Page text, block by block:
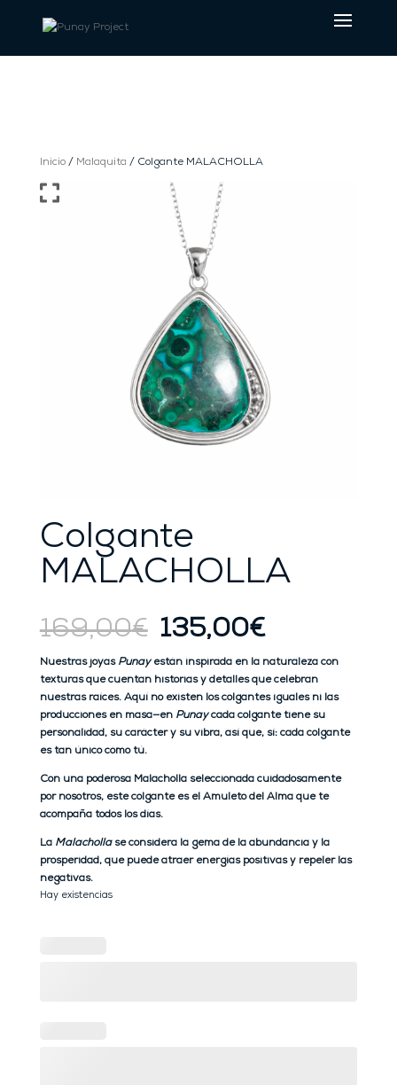
Inicio/ Malaquita / Colgante MALACHOLLA
Colgante
MALACHOLLA
169,00€ El
precio
original
era:
169,00€.
135,00€El
actual
es:
135,00€.
Nuestras joyas Punayestán inspirada en la naturaleza con
texturas que cuentan historias y detalles que celebran
nuestras raíces. Aquí no existen los colgantes iguales ni las
producciones en masa—en Punaycada colgante tiene su
personalidad, su carácter y su vibra, así que, sí: cada colgante
es tan único como tú.
Con una poderosa Malacholla seleccionada cuidadosamente
por nosotros, este colgante es el Amuleto del Alma que te
acompaña todos los días.
La Malachollase considera la gema de la abundancia y la
prosperidad, que puede atraer energías positivas y repeler las
negativas.
Hay existencias